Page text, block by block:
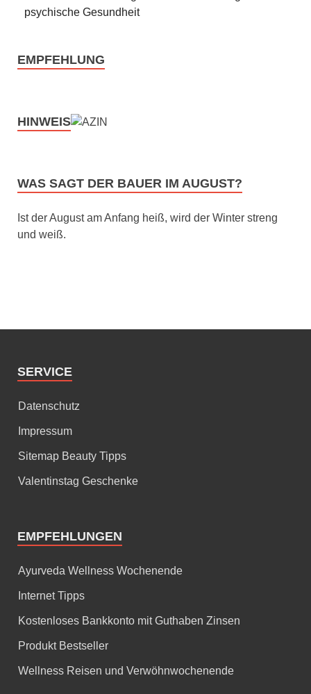
psychische Gesundheit
EMPFEHLUNG
HINWEIS
WAS SAGT DER BAUER IM AUGUST?
Ist der August am Anfang heiß, wird der Winter streng
und weiß.
SERVICE
Datenschutz
Impressum
Sitemap Beauty Tipps
Valentinstag Geschenke
EMPFEHLUNGEN
Ayurveda Wellness Wochenende
Internet Tipps
Kostenloses Bankkonto mit Guthaben Zinsen
Produkt Bestseller
Wellness Reisen und Verwöhnwochenende